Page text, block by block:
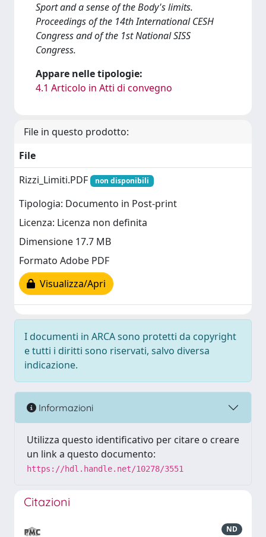
Sport and a sense of the Body's limits.
Proceedings of the 14th International CESH
Congress and of the 1st National SISS
Congress.
Appare nelle tipologie:
4.1 Articolo in Atti di convegno
File in questo prodotto:
File
Rizzi_Limiti.PDF
non disponibili
Tipologia: Documento in Post-print
Licenza: Licenza non definita
Dimensione 17.7 MB
Formato Adobe PDF
Visualizza/Apri
I documenti in ARCA sono protetti da copyright
e tutti i diritti sono riservati, salvo diversa
indicazione.
Informazioni
Utilizza questo identificativo per citare o creare
un link a questo documento:
https://hdl.handle.net/10278/3551
Citazioni
ND